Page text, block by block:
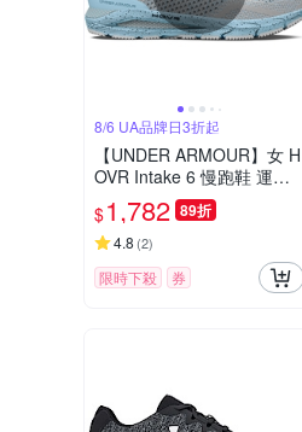
8/6 UA品牌日3折起
【UNDER ARMOUR】女 H
OVR Intake 6 慢跑鞋 運動
鞋_3026141-105
$1,782 89折
4.8 (2)
限時下殺 券